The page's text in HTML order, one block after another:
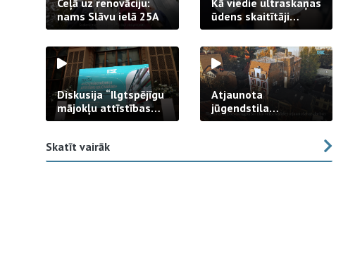
nams Slāvu ielā 25A
ūdens skaitītāji
strādā praksē
Diskusija “Ilgtspējīgu
mājokļu attīstības
izaicinājums”
Atjaunota
jūgendstila
arhitektūras pērles
Skatīt vairāk